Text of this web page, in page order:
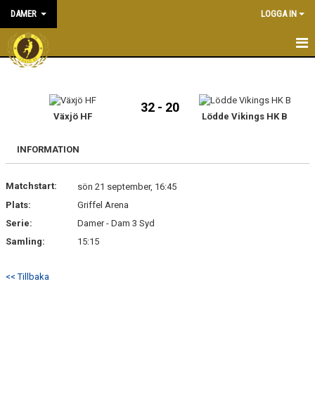
DAMER LOGGA IN
HEM
TRUPPEN
BILDGALLERI
DOKUMENT
MATCHER
Växjö HF
32 - 20
Lödde Vikings HK B
INFORMATION
Matchstart:
sön 21 september, 16:45
Plats:
Griffel Arena
Serie:
Damer - Dam 3 Syd
Samling:
15:15
<< Tillbaka